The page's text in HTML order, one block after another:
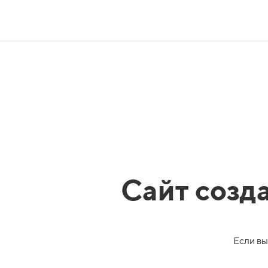
Сайт
Если